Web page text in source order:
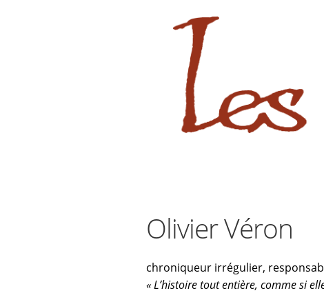
Aller
navigation
Aller
contenu
Olivier Véron
chroniqueur irrégulier,
« L’histoire tout entière, comme si